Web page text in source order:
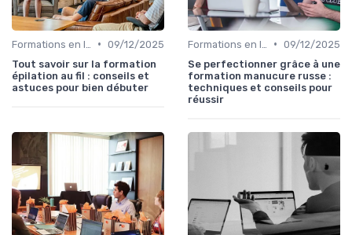
• 09/12/2025
Tout savoir sur la formation
épilation au fil : conseils et
astuces pour bien débuter
• 09/12/2025
Se perfectionner grâce à une
formation manucure russe :
techniques et conseils pour
réussir